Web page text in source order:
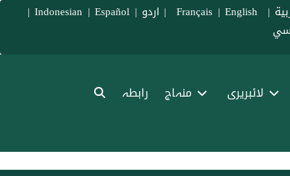
|
Français
| English
| اردو |
Indonesian |Español
|
لائبریری منہاج رابطہ